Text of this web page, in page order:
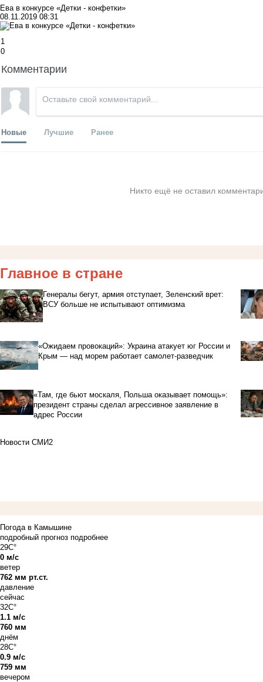
Ева в конкурсе «Детки - конфетки»
08.11.2019 08:31
1
0
Комментарии
Новые Лучшие Ранее
Никто ещё не оставил
Главное в стране
Генералы бегут, армия отступает, Зеленский врет:
ВСУ больше не испытывают оптимизма
«Ожидаем провокаций»: Украина атакует юг России и
Крым — над морем работает самолет-разведчик
«Там, где бьют москаля, Польша оказывает помощь»:
президент страны сделал агрессивное заявление в
адрес России
Новости СМИ2
Погода в Камышине
подробный прогноз подробнее
29C°
0 м/с
ветер
762 мм рт.ст.
давление
сейчас
32C°
1.1 м/с
760 мм
днём
28C°
0.9 м/с
759 мм
вечером